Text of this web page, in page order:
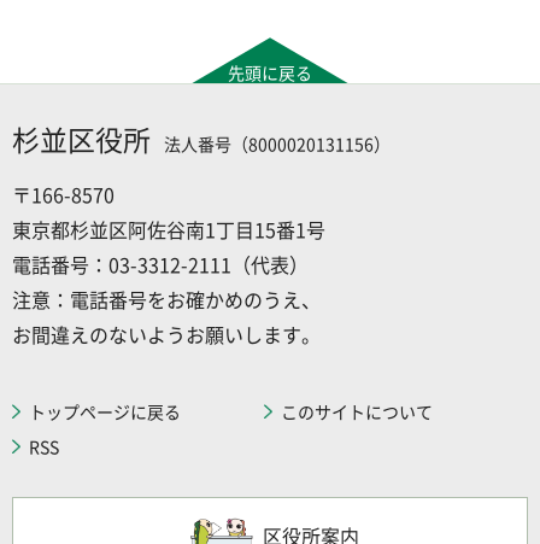
先頭に戻る
杉並区役所 法人番号（8000020131156）
〒166-8570
東京都杉並区阿佐谷南1丁目15番1号
電話番号：03-3312-2111（代表）
注意：電話番号をお確かめのうえ、
お間違えのないようお願いします。
トップページに戻る
このサイトについて
RSS
区役所案内